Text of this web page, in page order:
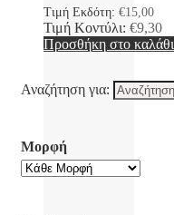
Τιμή Εκδότη: €15,00
Τιμή Κοντύλι: €9,30
Προσθήκη στο καλάθι
Αναζήτηση για:
Μορφή